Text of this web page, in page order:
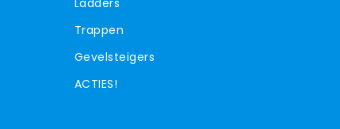
Trappen
Gevelsteigers
ACTIES!